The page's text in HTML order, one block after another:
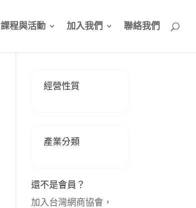
課程與活動 加入我們 聯絡我們
經營性質
產業分類
還不是會員？
加入台灣網商協會，